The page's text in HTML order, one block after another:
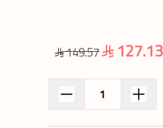
127.13
149.57